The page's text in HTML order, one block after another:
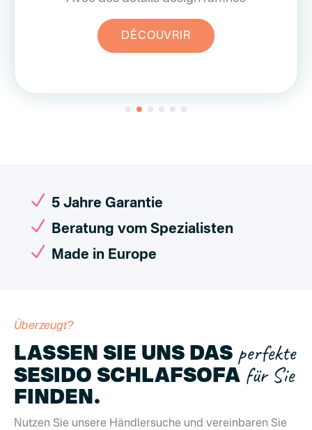
DÉCOUVRIR
N 5 Jahre Garantie
N Beratung vom Spezialisten
N Made in Europe
Überzeugt?
LASSEN SIE UNS DAS perfekte
SESIDO SCHLAFSOFA für Sie
FINDEN.
Nutzen Sie unsere Händlersuche und vereinbaren Sie